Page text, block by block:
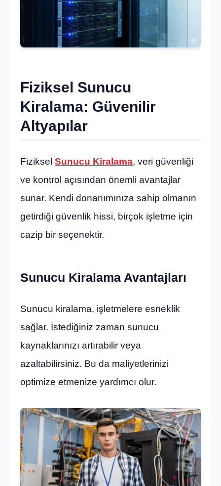
Fiziksel Sunucu
Kiralama: Güvenilir
Altyapılar
Fiziksel Sunucu Kiralama, veri güvenliği
ve kontrol açısından önemli avantajlar
sunar. Kendi donanımınıza sahip olmanın
getirdiği güvenlik hissi, birçok işletme için
cazip bir seçenektir.
Sunucu Kiralama Avantajları
Sunucu kiralama, işletmelere esneklik
sağlar. İstediğiniz zaman sunucu
kaynaklarınızı artırabilir veya
azaltabilirsiniz. Bu da maliyetlerinizi
optimize etmenize yardımcı olur.